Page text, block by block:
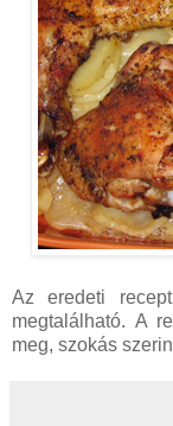
Az eredeti
megtalálható. A
meg, szokás